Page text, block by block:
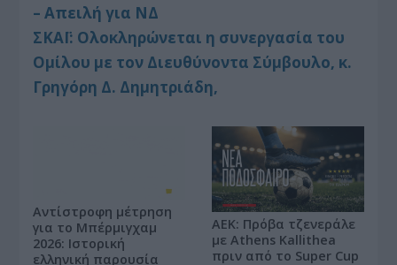
– Απειλή για ΝΔ
ΣΚΑΪ: Ολοκληρώνεται η συνεργασία του
Ομίλου με τον Διευθύνοντα Σύμβουλο, κ.
Γρηγόρη Δ. Δημητριάδη,
Αντίστροφη μέτρηση
για το Μπέρμιγχαμ
2026: Ιστορική
ελληνική παρουσία
ΑΕΚ: Πρόβα τζενεράλε
με Athens Kallithea
πριν από το Super Cup